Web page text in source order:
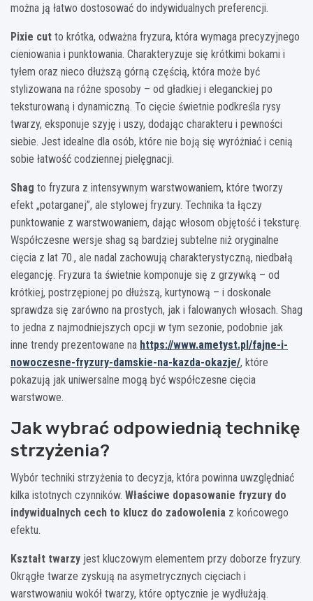
można ją łatwo dostosować do indywidualnych preferencji.
Pixie cut to krótka, odważna fryzura, która wymaga precyzyjnego
cieniowania i punktowania. Charakteryzuje się krótkimi bokami i
tyłem oraz nieco dłuższą górną częścią, która może być
stylizowana na różne sposoby – od gładkiej i eleganckiej po
teksturowaną i dynamiczną. To cięcie świetnie podkreśla rysy
twarzy, eksponuje szyję i uszy, dodając charakteru i pewności
siebie. Jest idealne dla osób, które nie boją się wyróżniać i cenią
sobie łatwość codziennej pielęgnacji.
Shag to fryzura z intensywnym warstwowaniem, które tworzy
efekt „potarganej”, ale stylowej fryzury. Technika ta łączy
punktowanie z warstwowaniem, dając włosom objętość i teksturę.
Współczesne wersje shag są bardziej subtelne niż oryginalne
cięcia z lat 70., ale nadal zachowują charakterystyczną, niedbałą
elegancję. Fryzura ta świetnie komponuje się z grzywką – od
krótkiej, postrzępionej po dłuższą, kurtynową – i doskonale
sprawdza się zarówno na prostych, jak i falowanych włosach. Shag
to jedna z najmodniejszych opcji w tym sezonie, podobnie jak
inne trendy prezentowane na https://www.ametyst.pl/fajne-i-
nowoczesne-fryzury-damskie-na-kazda-okazje/, które
pokazują jak uniwersalne mogą być współczesne cięcia
warstwowe.
Jak wybrać odpowiednią technikę
strzyżenia?
Wybór techniki strzyżenia to decyzja, która powinna uwzględniać
kilka istotnych czynników. Właściwe dopasowanie fryzury do
indywidualnych cech to klucz do zadowolenia z końcowego
efektu.
Kształt twarzy jest kluczowym elementem przy doborze fryzury.
Okrągłe twarze zyskują na asymetrycznych cięciach i
warstwowaniu wokół twarzy, które optycznie je wydłużają.